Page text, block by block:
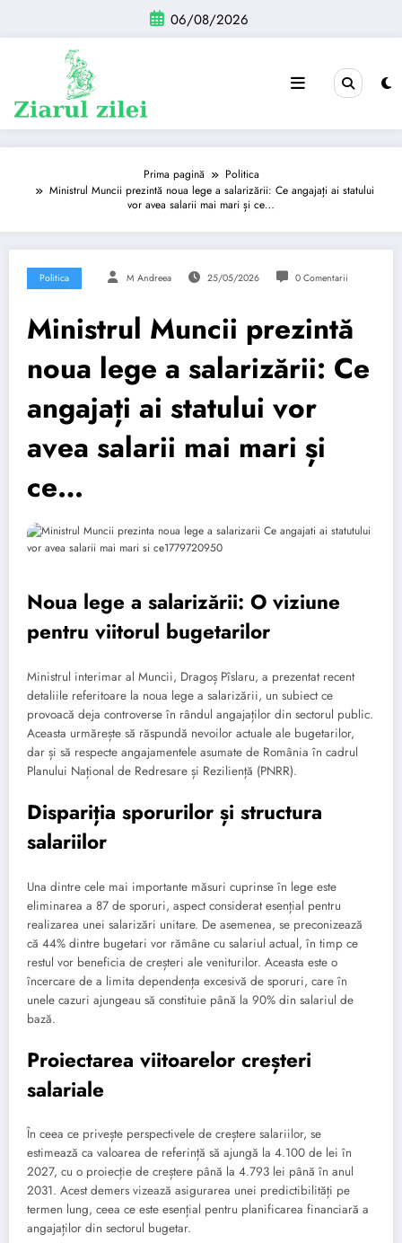
conținut
06/08/2026
Prima pagină
Politica
Ministrul Muncii prezintă noua lege a salarizării: Ce angajați ai statului
vor avea salarii mai mari și ce…
Politica M Andreea 25/05/2026 0 Comentarii
Ministrul Muncii prezintă
noua lege a salarizării: Ce
angajați ai statului vor
avea salarii mai mari și
ce…
Noua lege a salarizării: O viziune
pentru viitorul bugetarilor
Ministrul interimar al Muncii, Dragoș Pîslaru, a prezentat recent
detaliile referitoare la noua lege a salarizării, un subiect ce
provoacă deja controverse în rândul angajaților din sectorul public.
Aceasta urmărește să răspundă nevoilor actuale ale bugetarilor,
dar și să respecte angajamentele asumate de România în cadrul
Planului Național de Redresare și Reziliență (PNRR).
Dispariția sporurilor și structura
salariilor
Una dintre cele mai importante măsuri cuprinse în lege este
eliminarea a 87 de sporuri, aspect considerat esențial pentru
realizarea unei salarizări unitare. De asemenea, se preconizează
că 44% dintre bugetari vor rămâne cu salariul actual, în timp ce
restul vor beneficia de creșteri ale veniturilor. Aceasta este o
încercare de a limita dependența excesivă de sporuri, care în
unele cazuri ajungeau să constituie până la 90% din salariul de
bază.
Proiectarea viitoarelor creșteri
salariale
În ceea ce privește perspectivele de creștere salariilor, se
estimează ca valoarea de referință să ajungă la 4.100 de lei în
2027, cu o proiecție de creștere până la 4.793 lei până în anul
2031. Acest demers vizează asigurarea unei predictibilități pe
termen lung, ceea ce este esențial pentru planificarea financiară a
angajaților din sectorul bugetar.